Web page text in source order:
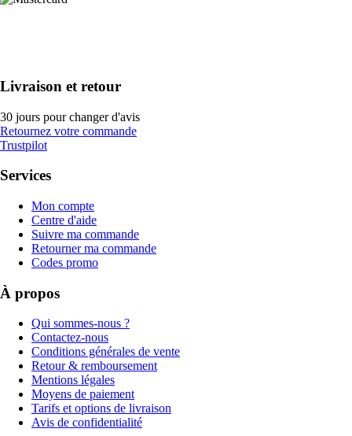
Livraison et retour
30 jours pour changer d'avis
Retournez votre commande
Trustpilot
Services
Mon compte
Centre d'aide
Suivre ma commande
Retourner ma commande
Codes promo
À propos
Qui sommes-nous ?
Contactez-nous
Conditions générales de vente
Retour & remboursement
Mentions légales
Moyens de paiement
Tarifs et options de livraison
Avis de confidentialité